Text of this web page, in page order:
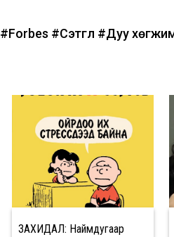
#Forbes #Сэтгүүл #Дуу
ЗАХИДАЛ: Наймдугаар